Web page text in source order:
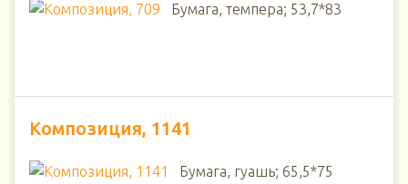
Бумага, темпера; 53,7*83
Композиция, 1141
Бумага, гуашь; 65,5*75